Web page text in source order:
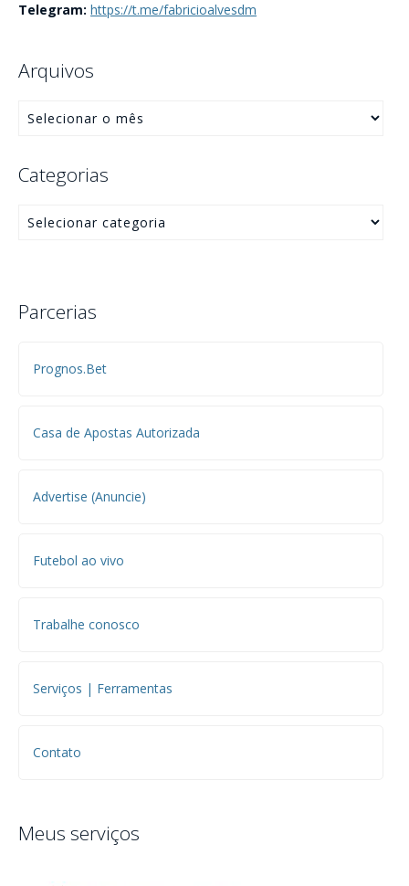
Telegram: https://t.me/fabricioalvesdm
Arquivos
Categorias
Parcerias
Prognos.Bet
Casa de Apostas Autorizada
Advertise (Anuncie)
Futebol ao vivo
Trabalhe conosco
Serviços | Ferramentas
Contato
Meus serviços